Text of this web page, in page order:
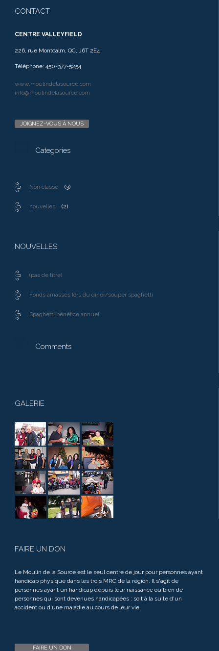
CONTACT
CENTRE VALLEYFIELD
226, rue Montcalm, QC, J6T 2E4
Téléphone: 450-377-5254
www.moulindelasource.com
info@moulindelasource.com
JOIGNEZ-VOUS À NOUS
Categories
Non classé (3)
nouvelles (2)
NOUVELLES
(pas de titre)
Fonds amassés lors du dîner/souper spaghetti
Spaghetti bénéfice annuel
Comments
GALERIE
FAIRE UN DON
Le Moulin de la Source est le seul centre de jour pour personnes ayant
handicap physique dans les trois MRC de la région. Il s'agit de
personnes ayant un handicap depuis leur naissance ou bien de
personnes qui sont devenues handicapées : soit à la suite d'un
accident ou d'une maladie au cours de leur vie.
FAIRE UN DON